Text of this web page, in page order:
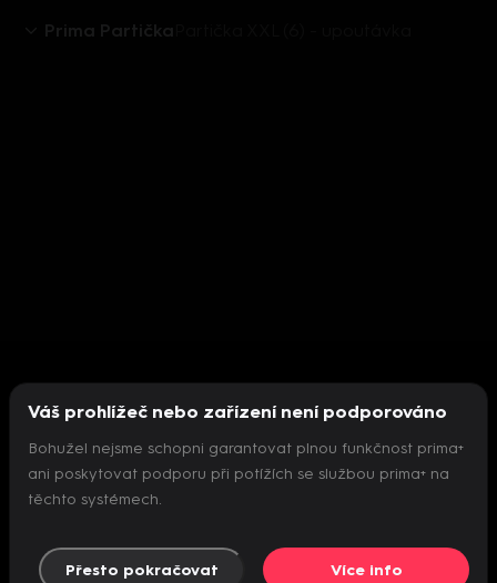
Prima Partička
Nepodařilo se inicializovat přehrávač
Váš prohlížeč nebo zařízení není podporováno
Bohužel nejsme schopni garantovat plnou funkčnost prima+
ani poskytovat podporu při potížích se službou prima+ na
těchto systémech.
Přesto pokračovat Více info